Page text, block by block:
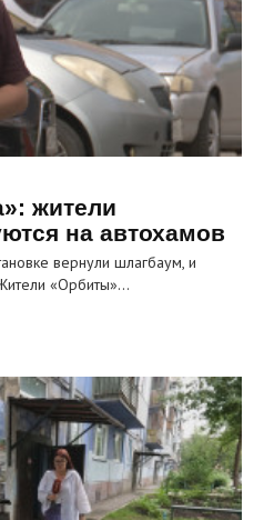
жители
на автохамов
вернули шлагбаум, и
«Орбиты»…